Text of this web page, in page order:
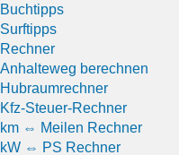
Buchtipps
Surftipps
Rechner
Anhalteweg berechnen
Hubraumrechner
Kfz-Steuer-Rechner
km ⇔ Meilen Rechner
kW ⇔ PS Rechner